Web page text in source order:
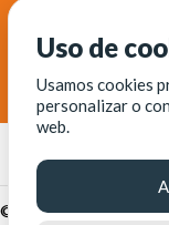
© Fortaleza Digital ||
Uso de
Usamos cookies
personalizar o
web.